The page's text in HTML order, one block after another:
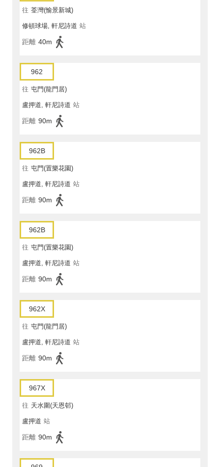
往 荃灣(愉景新城)
修頓球場, 軒尼詩道 站
距離 40m
962
往 屯門(龍門居)
盧押道, 軒尼詩道 站
距離 90m
962B
往 屯門(置樂花園)
盧押道, 軒尼詩道 站
距離 90m
962B
往 屯門(置樂花園)
盧押道, 軒尼詩道 站
距離 90m
962X
往 屯門(龍門居)
盧押道, 軒尼詩道 站
距離 90m
967X
往 天水圍(天恩邨)
盧押道 站
距離 90m